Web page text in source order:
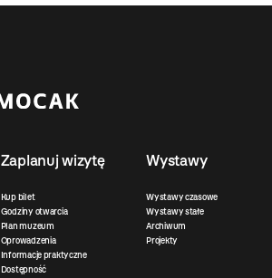
Zaplanuj wizytę
Kup bilet
Godziny otwarcia
Plan muzeum
Oprowadzenia
Informacje praktyczne
Dostępność
Wystawy
Wystawy czasowe
Wystawy stałe
Archiwum
Projekty